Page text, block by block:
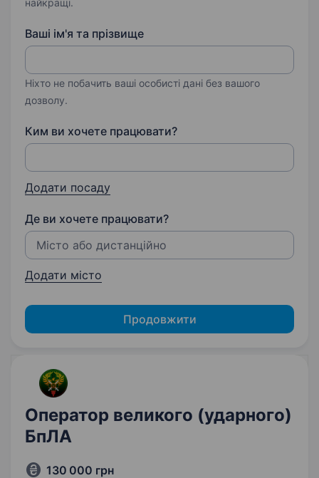
найкращі.
Ваші ім'я та прізвище
Ніхто не побачить ваші особисті дані без вашого
дозволу.
Ким ви хочете працювати?
Додати посаду
Де ви хочете працювати?
Додати місто
Продовжити
Оператор великого (ударного)
БпЛА
130 000 грн